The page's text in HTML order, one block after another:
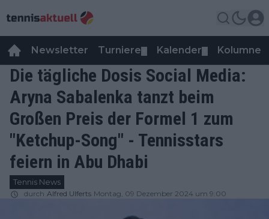
Newsletter Turniere Kalender Kolumnen
Die tägliche Dosis Social Media:
Aryna Sabalenka tanzt beim
Großen Preis der Formel 1 zum
"Ketchup-Song" - Tennisstars
feiern in Abu Dhabi
Tennis News
durch Alfred Ulferts Montag, 09 Dezember 2024 um 9:00